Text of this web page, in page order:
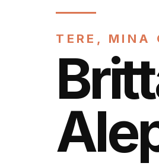
TERE, MINA